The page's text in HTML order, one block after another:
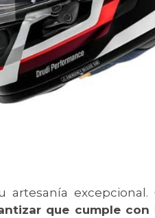
excepcional.
que cumple